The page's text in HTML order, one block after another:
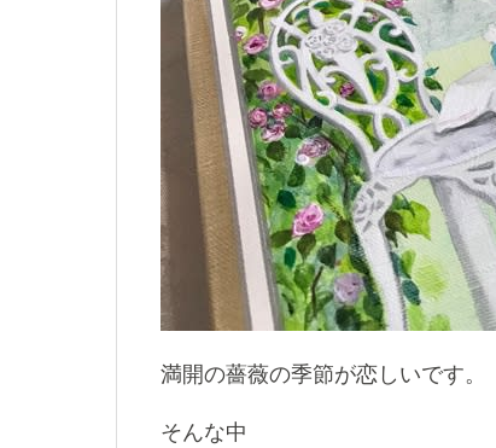
満開の薔薇の季節が恋しいです。
そんな中